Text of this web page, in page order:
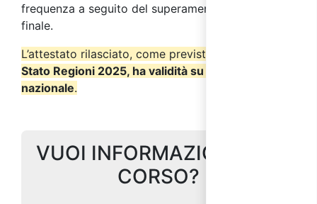
frequenza a seguito del superamento del test
finale.
L’attestato rilasciato, come previsto dall’
Stato Regioni 2025, ha validità su tutto il territorio
nazionale.
VUOI INFORMAZIONI SUL
CORSO?